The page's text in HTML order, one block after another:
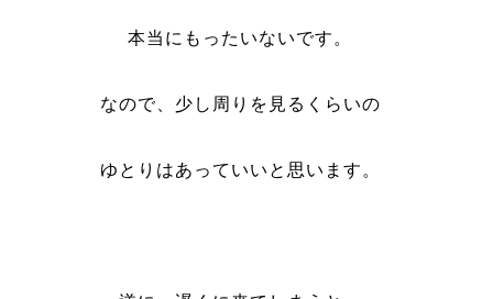
本当にもったいないです。
なので、少し周りを見るくらいの
ゆとりはあっていいと思います。